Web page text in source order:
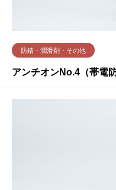
防錆・潤滑剤・その他
アンチオンNo.4（帯電防